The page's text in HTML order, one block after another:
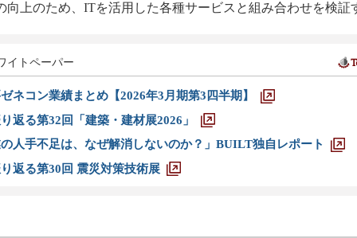
向上のため、ITを活用した各種サービスと組み合わせを検証
イトペーパー
ゼネコン業績まとめ【2026年3月期第3四半期】
返る第32回「建築・建材展2026」
の人手不足は、なぜ解消しないのか？」BUILT独自レポート
返る第30回 震災対策技術展